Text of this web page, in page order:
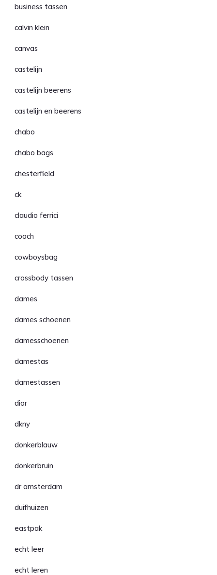
business tassen
calvin klein
canvas
castelijn
castelijn beerens
castelijn en beerens
chabo
chabo bags
chesterfield
ck
claudio ferrici
coach
cowboysbag
crossbody tassen
dames
dames schoenen
damesschoenen
damestas
damestassen
dior
dkny
donkerblauw
donkerbruin
dr amsterdam
duifhuizen
eastpak
echt leer
echt leren